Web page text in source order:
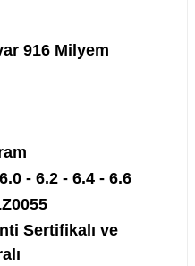
916 Milyem
- 6.2 - 6.4 - 6.6
Sertifikalı ve